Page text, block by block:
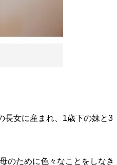
長女に産まれ、1歳下の妹と3
のために色々なことをしなき